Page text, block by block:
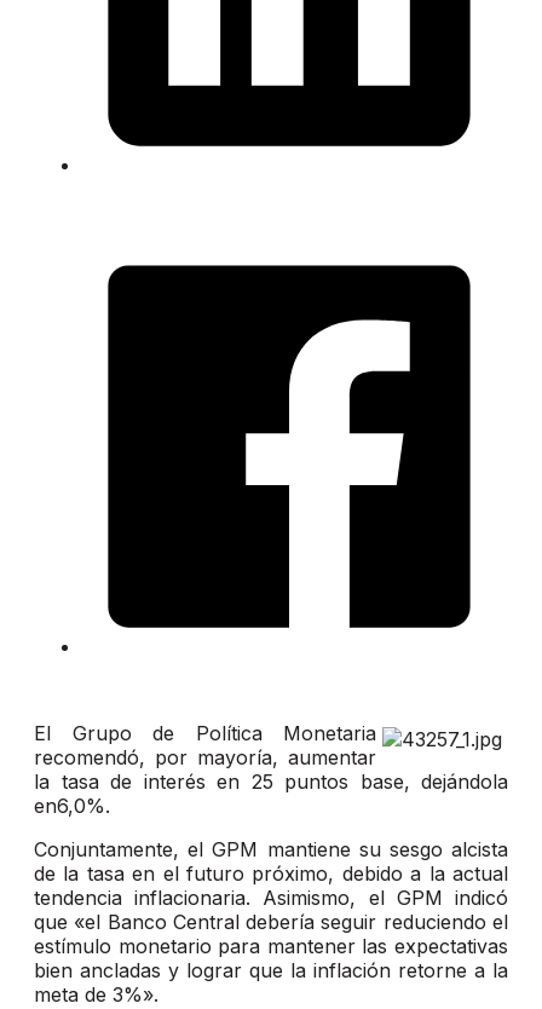
El Grupo de Política Monetaria
recomendó, por mayoría, aumentar
la tasa de interés en 25 puntos base, dejándola
en6,0%.
Conjuntamente, el GPM mantiene su sesgo alcista
de la tasa en el futuro próximo, debido a la actual
tendencia inflacionaria. Asimismo, el GPM indicó
que «el Banco Central debería seguir reduciendo el
estímulo monetario para mantener las expectativas
bien ancladas y lograr que la inflación retorne a la
meta de 3%».